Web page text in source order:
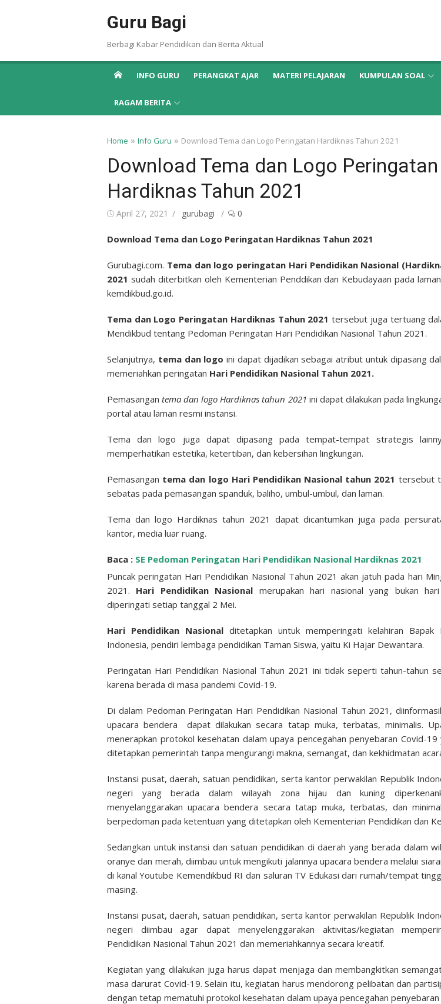
Guru Bagi
Berbagi Kabar Pendidikan dan Berita Aktual
INFO GURU PERANGKAT AJAR MATERI PELAJARAN KUMPULAN SOAL
RAGAM BERITA
Home » Info Guru » Download Tema dan Logo Peringatan Hardiknas Tahun 2021
Download Tema dan Logo Peringatan
Hardiknas Tahun 2021
Posted
April 27, 2021 Author
gurubagi 0
Download Tema dan Logo Peringatan Hardiknas Tahun 2021
Gurubagi.com. Tema dan logo peringatan Hari Pendidikan Nasional
2021 sudah diterbitkan oleh Kementerian Penddikan dan Kebudayaan pada
kemdikbud.go.id.
Tema dan Logo Peringatan Hardiknas Tahun 2021tersebut juga tertuang
Mendikbud tentang Pedoman Peringatan Hari Pendidikan Nasional Tahun 2021.
Selanjutnya, tema dan logo ini dapat dijadikan sebagai atribut untuk dipasang
memeriahkan peringatan Hari Pendidikan Nasional Tahun 2021.
Pemasangantema dan logo Hardiknas tahun 2021 ini dapat dilakukan pada
portal atau laman resmi instansi.
Tema dan logo juga dapat dipasang pada tempat-tempat strategis
memperhatikan estetika, ketertiban, dan kebersihan lingkungan.
Pemasangan tema dan logo Hari Pendidikan Nasional tahun 2021 tersebut
sebatas pada pemasangan spanduk, baliho, umbul-umbul, dan laman.
Tema dan logo Hardiknas tahun 2021 dapat dicantumkan juga pada
kantor, media luar ruang.
Baca : SE Pedoman Peringatan Hari Pendidikan Nasional Hardiknas 2021
Puncak peringatan Hari Pendidikan Nasional Tahun 2021 akan jatuh pada hari
2021. Hari Pendidikan Nasional merupakan hari nasional yang bukan
diperingati setiap tanggal 2 Mei.
Hari Pendidikan Nasional ditetapkan untuk memperingati kelahiran Bapak
Indonesia, pendiri lembaga pendidikan Taman Siswa, yaitu Ki Hajar Dewantara.
Peringatan Hari Pendidikan Nasional Tahun 2021 ini tidak seperti tahun-tahun
karena berada di masa pandemi Covid-19.
Di dalam Pedoman Peringatan Hari Pendidikan Nasional Tahun 2021,
upacara bendera dapat dilakukan secara tatap muka, terbatas, minimalis.
menerapkan protokol kesehatan dalam upaya pencegahan penyebaran Covid-19
ditetapkan pemerintah tanpa mengurangi makna, semangat, dan kekhidmatan
Instansi pusat, daerah, satuan pendidikan, serta kantor perwakilan Republik
negeri yang berada dalam wilayah zona hijau dan kuning
menyelanggarakan upacara bendera secara tatap muka, terbatas, dan
berpedoman pada ketentuan yang ditetapkan oleh Kementerian Pendidikan dan
Sedangkan untuk instansi dan satuan pendidikan di daerah yang berada dalam
oranye dan merah, diimbau untuk mengikuti jalannya upacara bendera melalui
di kanal Youtube Kemendikbud RI dan saluran TV Edukasi dari rumah/tempat
masing.
Instansi pusat, daerah, satuan pendidikan, serta kantor perwakilan Republik
negeri diimbau agar dapat menyelenggarakan aktivitas/kegiatan
Pendidikan Nasional Tahun 2021 dan memeriahkannya secara kreatif.
Kegiatan yang dilakukan juga harus dapat menjaga dan membangkitkan
masa darurat Covid-19. Selain itu, kegiatan harus mendorong pelibatan dan
dengan tetap mematuhi protokol kesehatan dalam upaya pencegahan penyebaran